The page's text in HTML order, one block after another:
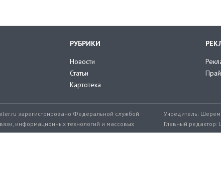
РУБРИКИ
Новости
Статьи
Картотека
зарегистрировано Федеральной службой
информационных технологий и массовых
Учредитель:
Главный